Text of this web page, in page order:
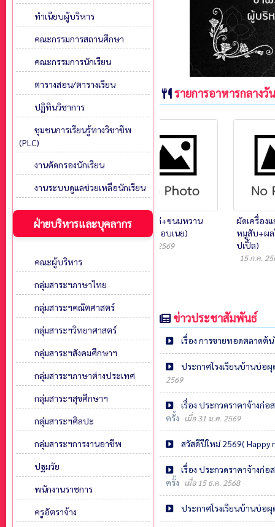
ทำเนียบผู้บริหาร
คณะกรรมการสถานศึกษา
คณะกรรมการนักเรียน
ตารางสอน/ตารางเรียน
ปฏิทินวิชาการ
ชุมชนการเรียนรู้ทางวิชาชีพ
(PLC)
งานคัดกรองนักเรียน
งานระบบดูแลช่วยเหลือนักเรียน
ฝ่ายบริหารและบุคลากร
คณะผู้บริหาร
กลุ่มสาระฯภาษาไทย
กลุ่มสาระฯคณิตศาสตร์
กลุ่มสาระฯวิทยาศาสตร์
กลุ่มสาระฯสังคมศึกษาฯ
กลุ่มสาระฯภาษาต่างประเทศ
กลุ่มสาระฯสุขศึกษาฯ
กลุ่มสาระฯศิลปะ
กลุ่มสาระฯการงานอาชีพ
ปฐมวัย
พนักงานราชการ
ครูอัตราจ้าง
รายการอาหารกลางวัน
ลาบหมู (ไก่)+ต้มไก่ฟัก
เขียว+ผลไม้ตามฤดูกาล (แคน
17 ก.ค. 2569
โล่งโต้งไก่+ขนมหวาน
(ข้าวโพดอบเนย)
16 ก.ค. 2569
ผัดเครื่อง
หมูสับ+ผล
ปเปิ้ล)
15 ก.ค.
ข่าวประชาสัมพันธ์
เรื่อง การขายทอดตลาดต้
ประกาศโรงเรียนบ้านบ่อ
2569
เรื่อง ประกวดราคาจ้างก่
ครั้ง
เมื่อ 31 ม.ค. 2569
สวัสดีปีใหม่ 2569( Happy
เรื่อง ประกวดราคาจ้างก่
ครั้ง
เมื่อ 15 ธ.ค. 2568
ประกาศโรงเรียนบ้านบ่อ